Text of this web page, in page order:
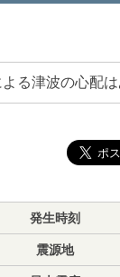
る津波の心配は
発生時刻
震源地